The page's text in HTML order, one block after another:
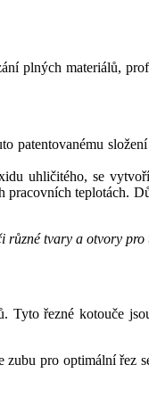
plných materiálů,
patentovanému
uhličitého, se
teplotách.
různé tvary a otvory
řezné kotouče
pro optimální řez